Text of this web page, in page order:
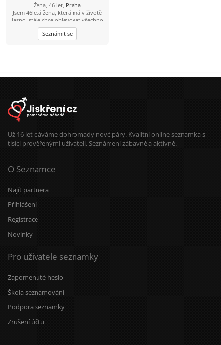
Žena, 46 let, Praha
Jsem 46letá žena, která má v životě
jasno, stále chce objevovat všechno
hezké, co život nabízí. Láká mě
poznávání nových míst ať už jde o
výlet po hradech, nebo objevování
umí smát, ale i otevřeně pokecat o
respektu. Pokud máš vyřešenou
minulost a chceš začít psát novou
kapitolu, budeme si rozumět.
Seznámit se
Už 16 let dáváme dohromady nové páry. Kvalitní online seznamka s
tisíci prověřenými uživateli. Seznámení zábavně a aktivně.
O Seznamce
Najít partnera
Přihlášení
Registrace
Novinky
Pro uživatele seznamky
Zapomenuté heslo
Škola seznamování
Podpora seznamky
Zrušení účtu